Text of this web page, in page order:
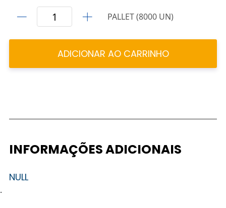
PALLET (8000 UN)
ADICIONAR AO CARRINHO
INFORMAÇÕES ADICIONAIS
NULL
.